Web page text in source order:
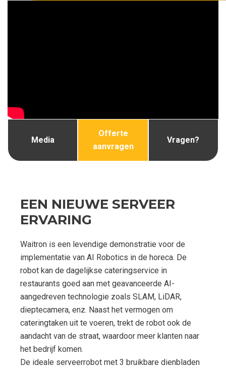
Media
Offerte
aanvragen
Vragen?
EEN NIEUWE SERVEER
ERVARING
Waitron is een levendige demonstratie voor de
implementatie van AI Robotics in de horeca. De
robot kan de dagelijkse cateringservice in
restaurants goed aan met geavanceerde AI-
aangedreven technologie zoals SLAM, LiDAR,
dieptecamera, enz. Naast het vermogen om
cateringtaken uit te voeren, trekt de robot ook de
aandacht van de straat, waardoor meer klanten naar
het bedrijf komen.
De ideale serveerrobot met 3 bruikbare dienbladen